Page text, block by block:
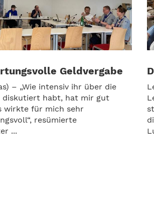
Geldvergabe
– „Wie intensiv ihr über die
diskutiert habt, hat mir gut
wirkte für mich sehr
resümierte
...